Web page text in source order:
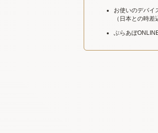
お使いのデバイ
（日本との時
ぶらあぼ